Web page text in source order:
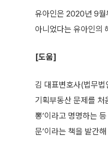
유아인은 2020년 9월
아니었다는 유아인의
[도움]
김 대표변호사(법무
기획부동산 문제를 처
뽕’이라고 명명하는
문’이라는 책을 발간